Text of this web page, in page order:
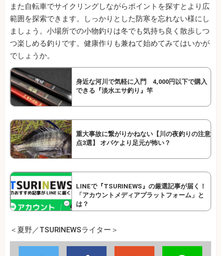
また自転車でサイクリングしながらポイントを探すとより広
範囲を探索できます。しっかりとした防寒を忘れない様にし
ましょう。小場所での小物釣りは冬でも気持ち良く散歩しつ
つ楽しめる釣りです。健康作りも兼ねて始めてみてはいかが
でしょうか。
身近な河川で気軽に入門 4,000円以下で購入
できる『淡水エサ釣り』竿
重大事故に繋がりかねない【川の夜釣りの注意
点3選】 オバケより足元が怖い？
LINEで『TSURINEWS』の厳選記事が届く！
「アカウントメディアプラットフォーム」と
は？
＜夏野／TSURINEWSライター＞